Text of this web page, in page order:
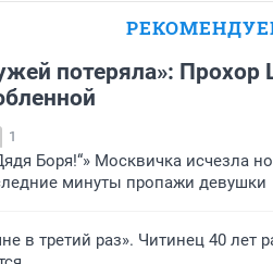
потеряла»: Прохор
1
Боря!“» Москвичка исчезла
минуты пропажи девушки
в третий раз». Читинец 40 лет